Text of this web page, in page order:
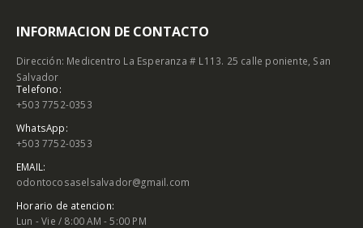
INFORMACION DE CONTACTO
Dirección: Medicentro La Esperanza # L113. 25 calle poniente, San
Salvador
Telefono:
+503 7752-0353
WhatsApp:
+503 7752-0353
EMAIL:
odontocosaselsalvador@gmail.com
Horario de atencion:
Lun - Vie / 8:00 AM - 5:00 PM